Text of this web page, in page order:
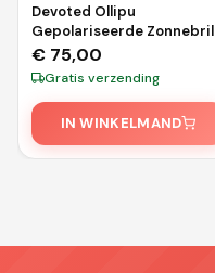
Devoted Ollipu
Gepolariseerde Zonnebril
– White Leopard
€ 75,00
Gratis verzending
IN WINKELMAND